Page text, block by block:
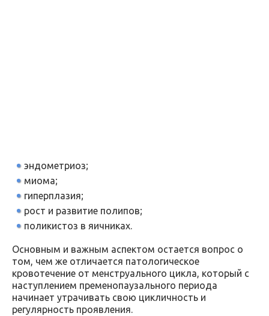
эндометриоз;
миома;
гиперплазия;
рост и развитие полипов;
поликистоз в яичниках.
Основным и важным аспектом остается вопрос о
том, чем же отличается патологическое
кровотечение от менструального цикла, который с
наступлением пременопаузального периода
начинает утрачивать свою цикличность и
регулярность проявления.